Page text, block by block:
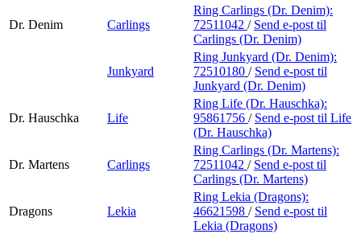
Dr. Denim Carlings
Ring Carlings (Dr. Denim):
72511042 / Send e-post til
Carlings (Dr. Denim)
Junkyard
Ring Junkyard (Dr. Denim):
72510180 / Send e-post til
Junkyard (Dr. Denim)
Dr. Hauschka Life
Ring Life (Dr. Hauschka):
95861756 / Send e-post til Life
(Dr. Hauschka)
Dr. Martens Carlings
Ring Carlings (Dr. Martens):
72511042 / Send e-post til
Carlings (Dr. Martens)
Dragons Lekia
Ring Lekia (Dragons):
46621598 / Send e-post til
Lekia (Dragons)